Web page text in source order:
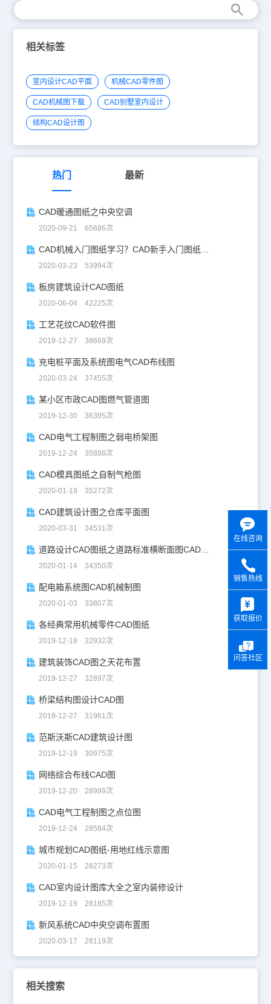
相关标签
室内设计CAD平面 机械CAD零件图
CAD机械图下载 CAD别墅室内设计
结构CAD设计图
热门 最新
CAD暖通图纸之中央空调
2020-09-21 65686次
CAD机械入门图纸学习？CAD新手入门图纸练习
2020-03-23 53994次
板房建筑设计CAD图纸
2020-06-04 42225次
工艺花纹CAD软件图
2019-12-27 38669次
充电桩平面及系统图电气CAD布线图
2020-03-24 37455次
某小区市政CAD图燃气管道图
2019-12-30 36395次
CAD电气工程制图之弱电桥架图
2019-12-24 35888次
CAD模具图纸之自制气枪图
2020-01-19 35272次
CAD建筑设计图之仓库平面图
2020-03-31 34531次
道路设计CAD图纸之道路标准横断面图CAD图纸
2020-01-14 34350次
配电箱系统图CAD机械制图
2020-01-03 33807次
各经典常用机械零件CAD图纸
2019-12-18 32932次
建筑装饰CAD图之天花布置
2019-12-27 32897次
桥梁结构图设计CAD图
2019-12-27 31961次
范斯沃斯CAD建筑设计图
2019-12-19 30975次
网络综合布线CAD图
2019-12-20 28999次
CAD电气工程制图之点位图
2019-12-24 28584次
城市规划CAD图纸-用地红线示意图
2020-01-15 28273次
CAD室内设计图库大全之室内装修设计
2019-12-19 28185次
新风系统CAD中央空调布置图
2020-03-17 28119次
相关搜索
在线咨询
销售热线
获取报价
问答社区